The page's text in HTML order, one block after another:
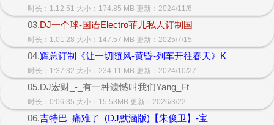
时长：1:12:51 大小：174.85 MB 更新：2024/11/6
03.DJ一个球-国语Electro菲儿私人订制国
时长：1:01:28 大小：147.57 MB 更新：2025/7/15
04.辉总订制《让一切随风-黄昏-列车开往春天》K
时长：1:37:32 大小：234.11 MB 更新：2024/10/27
05.DJ宏财_-_有一种遗憾叫我们Yang_Ft
时长：0:06:35 大小：15.53MB 更新：2026/3/22
06.吉特巴_痛难了_(DJ默涵版)【朱俊卫】-宝